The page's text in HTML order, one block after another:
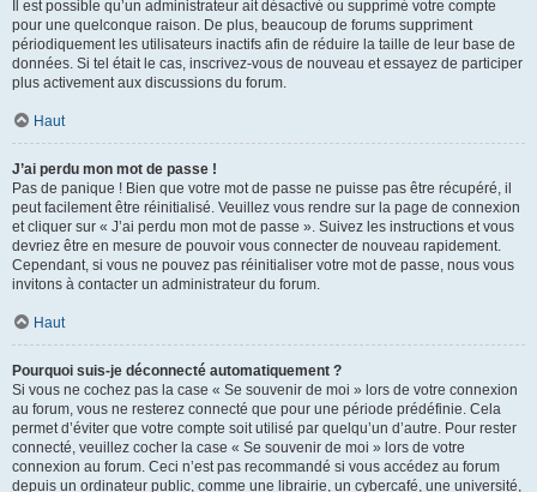
Il est possible qu’un administrateur ait désactivé ou supprimé votre compte
pour une quelconque raison. De plus, beaucoup de forums suppriment
périodiquement les utilisateurs inactifs afin de réduire la taille de leur base de
données. Si tel était le cas, inscrivez-vous de nouveau et essayez de participer
plus activement aux discussions du forum.
Haut
J’ai perdu mon mot de passe !
Pas de panique ! Bien que votre mot de passe ne puisse pas être récupéré, il
peut facilement être réinitialisé. Veuillez vous rendre sur la page de connexion
et cliquer sur « J’ai perdu mon mot de passe ». Suivez les instructions et vous
devriez être en mesure de pouvoir vous connecter de nouveau rapidement.
Cependant, si vous ne pouvez pas réinitialiser votre mot de passe, nous vous
invitons à contacter un administrateur du forum.
Haut
Pourquoi suis-je déconnecté automatiquement ?
Si vous ne cochez pas la case « Se souvenir de moi » lors de votre connexion
au forum, vous ne resterez connecté que pour une période prédéfinie. Cela
permet d’éviter que votre compte soit utilisé par quelqu’un d’autre. Pour rester
connecté, veuillez cocher la case « Se souvenir de moi » lors de votre
connexion au forum. Ceci n’est pas recommandé si vous accédez au forum
depuis un ordinateur public, comme une librairie, un cybercafé, une université,